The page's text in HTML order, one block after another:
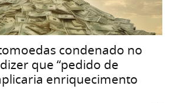
condenado no
que “pedido de
enriquecimento